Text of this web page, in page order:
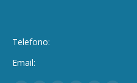
Telefono:
Email: